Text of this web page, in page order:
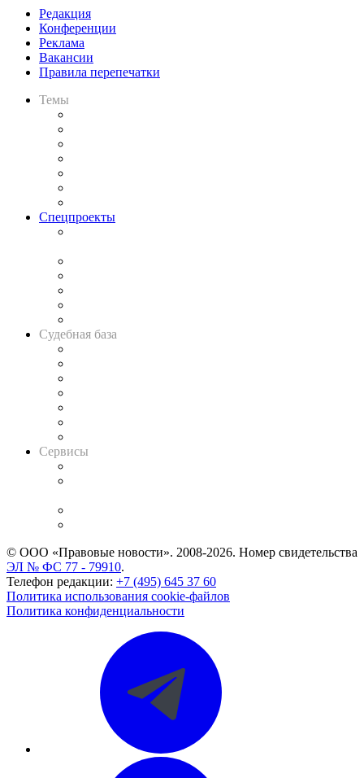
Редакция
Конференции
Реклама
Вакансии
Правила перепечатки
Темы
Спецпроекты
Судебная база
Сервисы
© ООО «Правовые новости». 2008-2026. Номер свидетельства
ЭЛ № ФС 77 - 79910.
Телефон редакции: +7 (495) 645 37 60
Политика использования cookie-файлов
Политика конфиденциальности